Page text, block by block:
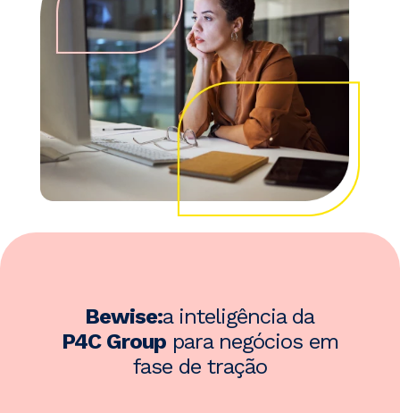
Bewise:a inteligência da
P4C Grouppara negócios em
fase de tração